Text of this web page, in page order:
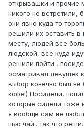
открывашки и прочие
никого не встретили,
они явно куда то
решили их оставить
месту, людей все
людской, все куда
решили пойти ,
осматривал девушек
выбор конечно был
кофе!) Посидели,
которые сидели тоже
я вообще сам не
пью чай.. так что